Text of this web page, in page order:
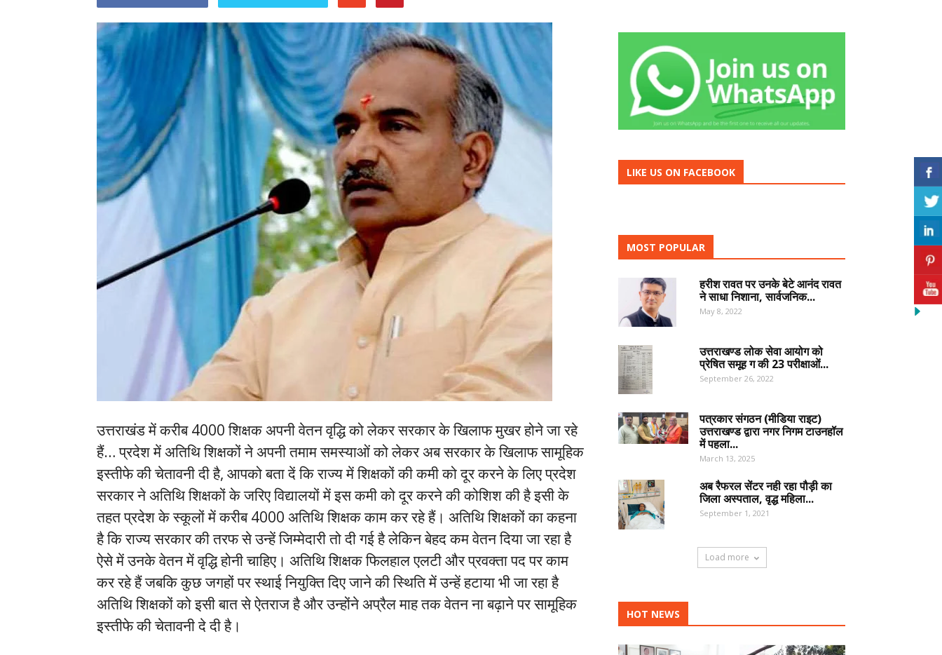
उत्तराखंड में करीब 4000 शिक्षक अपनी वेतन वृद्धि को लेकर सरकार के खिलाफ मुखर होने जा रहे
हैं… प्रदेश में अतिथि शिक्षकों ने अपनी तमाम समस्याओं को लेकर अब सरकार के खिलाफ सामूहिक
इस्तीफे की चेतावनी दी है, आपको बता दें कि राज्य में शिक्षकों की कमी को दूर करने के लिए प्रदेश
सरकार ने अतिथि शिक्षकों के जरिए विद्यालयों में इस कमी को दूर करने की कोशिश की है इसी के
तहत प्रदेश के स्कूलों में करीब 4000 अतिथि शिक्षक काम कर रहे हैं। अतिथि शिक्षकों का कहना
है कि राज्य सरकार की तरफ से उन्हें जिम्मेदारी तो दी गई है लेकिन बेहद कम वेतन दिया जा रहा है
ऐसे में उनके वेतन में वृद्धि होनी चाहिए। अतिथि शिक्षक फिलहाल एलटी और प्रवक्ता पद पर काम
कर रहे हैं जबकि कुछ जगहों पर स्थाई नियुक्ति दिए जाने की स्थिति में उन्हें हटाया भी जा रहा है
अतिथि शिक्षकों को इसी बात से ऐतराज है और उन्होंने अप्रैल माह तक वेतन ना बढ़ाने पर सामूहिक
इस्तीफे की चेतावनी दे दी है।
LIKE US ON FACEBOOK
MOST POPULAR
हरीश रावत पर उनके बेटे आनंद रावत
ने साधा निशाना, सार्वजनिक...
May 8, 2022
उत्तराखण्ड लोक सेवा आयोग को
प्रेषित समूह ग की 23 परीक्षाओं...
September 26, 2022
पत्रकार संगठन (मीडिया राइट)
उत्तराखण्ड द्वारा नगर निगम टाउनहॉल
में पहला...
March 13, 2025
अब रैफरल सेंटर नही रहा पौड़ी का
जिला अस्पताल, वृद्ध महिला...
September 1, 2021
Load more
HOT NEWS